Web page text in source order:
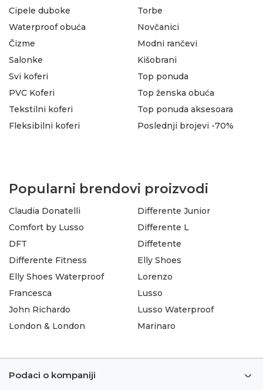
Cipele duboke
Waterproof obuća
Čizme
Salonke
Torbe
Novčanici
Modni rančevi
Kišobrani
Svi koferi
PVC Koferi
Tekstilni koferi
Fleksibilni koferi
Top ponuda
Top ženska obuća
Top ponuda aksesoara
Poslednji brojevi -70%
Popularni brendovi proizvodi
Claudia Donatelli
Comfort by Lusso
DFT
Differente Fitness
Differente Junior
Differente L
Diffetente
Elly Shoes
Elly Shoes Waterproof
Francesca
John Richardo
London & London
Lorenzo
Lusso
Lusso Waterproof
Marinaro
Podaci o kompaniji